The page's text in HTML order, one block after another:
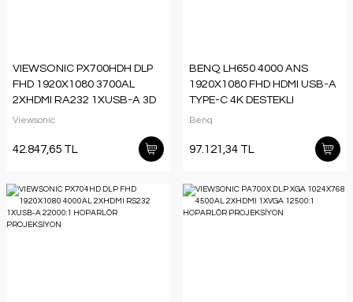
VIEWSONIC PX700HDH DLP
FHD 1920X1080 3700AL
2XHDMI RA232 1XUSB-A 3D
12000:1 HOPARLÖR
Viewsonic
42.847,65 TL
BENQ LH650 4000 ANS
1920X1080 FHD HDMI USB-A
TYPE-C 4K DESTEKLI
OPSIYONEL WIFI DLP LAZER
Benq
97.121,34 TL